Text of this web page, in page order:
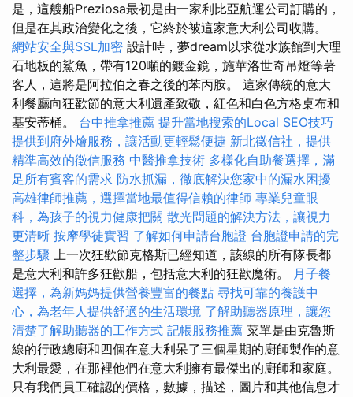
是，這艘船Preziosa最初是由一家利比亞航運公司訂購的，
但是在其政治變化之後，它終於被這家意大利公司收購。
網站安全與SSL加密 設計時，夢dream以求從水族館到大理
石地板的鯊魚，帶有120噸的鍍金鏡，施華洛世奇吊燈等著
客人，這將是阿拉伯之春之後的苯丙胺。 這家傳統的意大
利餐廳向狂歡節的意大利遺產致敬，紅色和白色方格桌布和
基安蒂桶。 台中推拿推薦 提升當地搜索的Local SEO技巧
提供到府外燴服務，讓活動更輕鬆便捷 新北徵信社，提供
精準高效的徵信服務 中醫推拿技術 多樣化自助餐選擇，滿
足所有賓客的需求 防水抓漏，徹底解決您家中的漏水困擾
高雄律師推薦，選擇當地最值得信賴的律師 專業兒童眼
科，為孩子的視力健康把關 散光問題的解決方法，讓視力
更清晰 按摩學徒實習 了解如何申請台胞證 台胞證申請的完
整步驟 上一次狂歡節克格斯已經知道，該線的所有隊長都
是意大利和許多狂歡船，包括意大利的狂歡魔術。 月子餐
選擇，為新媽媽提供營養豐富的餐點 尋找可靠的養護中
心，為老年人提供舒適的生活環境 了解助聽器原理，讓您
清楚了解助聽器的工作方式 記帳服務推薦 菜單是由克魯斯
線的行政總廚和四個在意大利呆了三個星期的廚師製作的意
大利最愛，在那裡他們在意大利擁有最傑出的廚師和家庭。
只有我們員工確認的價格，數據，描述，圖片和其他信息才